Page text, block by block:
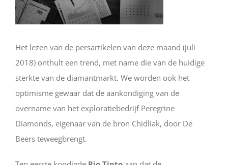
Het lezen van de persartikelen van deze maand (juli
2018) onthult een trend, met name die van de huidige
sterkte van de diamantmarkt. We worden ook het
optimisme gewaar dat de aankondiging van de
overname van het exploratiebedrijf Peregrine
Diamonds, eigenaar van de bron Chidliak, door De
Beers teweegbrengt.